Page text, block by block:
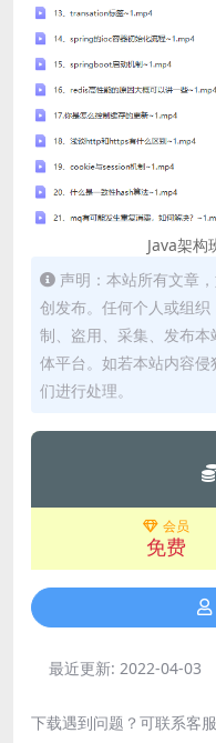
Java架构
声明：本站所有文章
创发布。任何个人或组
制、盗用、采集、发布
体平台。如若本站内容
们进行处理。
会员
免费
最近更新: 2022-04-03
下载遇到问题？可联系客